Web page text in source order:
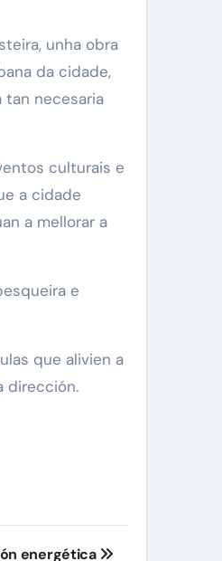
unha obra
da cidade,
tan necesaria
culturais e
a cidade
a mellorar a
e
que alivien a
dirección.
energética